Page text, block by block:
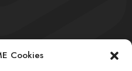
Cookies